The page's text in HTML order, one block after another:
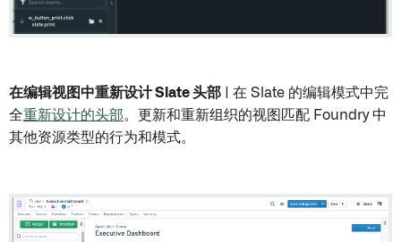
在编辑视图中重新设计 Slate 头部 | 在 Slate 的编辑模式中完
全重新设计的头部。更新和重新组织的视图匹配 Foundry 中
其他资源类型的行为和模式。